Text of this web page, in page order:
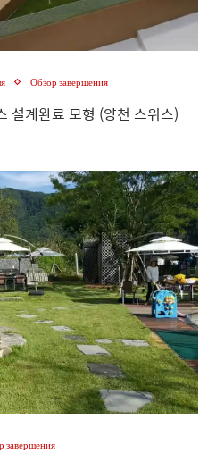
Обзор завершения
설계완료 모형 (양천 스위스)
завершения